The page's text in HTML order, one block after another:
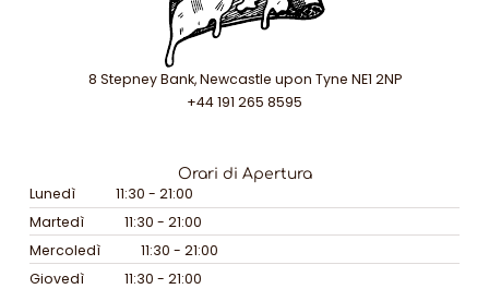
8 Stepney Bank, Newcastle upon Tyne NE1 2NP
+44 191 265 8595
Orari di Apertura
Lunedì
11:30 - 21:00
Martedì
11:30 - 21:00
Mercoledì
11:30 - 21:00
Giovedì
11:30 - 21:00